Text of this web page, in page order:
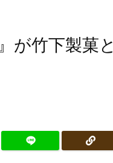
が竹下製菓と